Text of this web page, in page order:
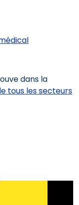
dans la
tous les secteurs